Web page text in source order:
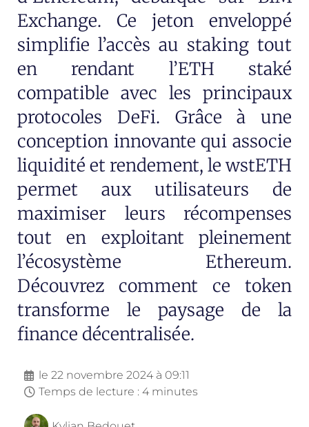
Exchange. Ce jeton enveloppé
simplifie l’accès au staking tout
en rendant l’ETH staké
compatible avec les principaux
protocoles DeFi. Grâce à une
conception innovante qui associe
liquidité et rendement, le wstETH
permet aux utilisateurs de
maximiser leurs récompenses
tout en exploitant pleinement
l’écosystème Ethereum.
Découvrez comment ce token
transforme le paysage de la
finance décentralisée.
le 22 novembre 2024 à 09:11
Temps de lecture : 4 minutes